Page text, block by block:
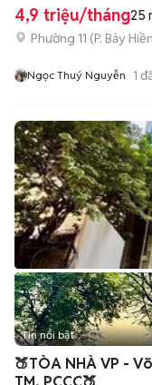
4,9 triệu/tháng25
Phường 11 (P. Bảy Hiền
Ngọc Thuý Nguyễn 1
Tin nổi bật
🍑TÒA NHÀ VP -